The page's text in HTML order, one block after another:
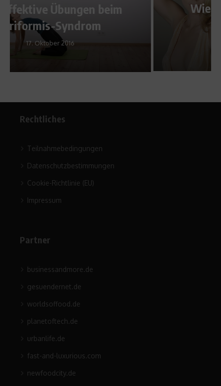
Wie Frauen Desinteresse
signalisieren
Rechtliches
Teilnahmebedingungen
Datenschutzbestimmungen
Cookie-Richtlinie (EU)
Impressum
Partner
businessandmore.de
gesuendernet.de
worldsoffood.de
planetoftech.de
urbanlife.de
fast-and-luxurious.com
newfoodcity.de